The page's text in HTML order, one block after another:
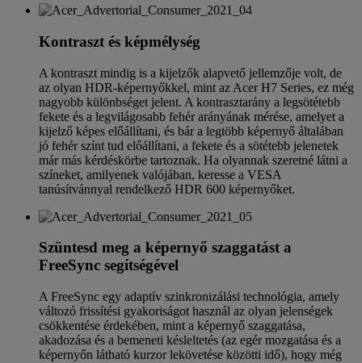
Kontraszt és képmélység
A kontraszt mindig is a kijelzők alapvető jellemzője volt, de
az olyan HDR-képernyőkkel, mint az Acer H7 Series, ez még
nagyobb különbséget jelent. A kontrasztarány a legsötétebb
fekete és a legvilágosabb fehér arányának mérése, amelyet a
kijelző képes előállítani, és bár a legtöbb képernyő általában
jó fehér színt tud előállítani, a fekete és a sötétebb jelenetek
már más kérdéskörbe tartoznak. Ha olyannak szeretné látni a
színeket, amilyenek valójában, keresse a VESA
tanúsítvánnyal rendelkező HDR 600 képernyőket.
Szüntesd meg a képernyő szaggatást a
FreeSync segítségével
A FreeSync egy adaptív szinkronizálási technológia, amely
változó frissítési gyakoriságot használ az olyan jelenségek
csökkentése érdekében, mint a képernyő szaggatása,
akadozása és a bemeneti késleltetés (az egér mozgatása és a
képernyőn látható kurzor lekövetése közötti idő), hogy még